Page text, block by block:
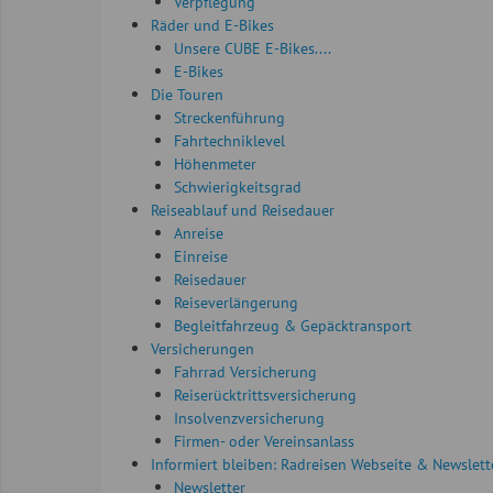
Räder und E-Bikes
Unsere CUBE E-Bikes....
E-Bikes
Die Touren
Streckenführung
Fahrtechniklevel
Höhenmeter
Schwierigkeitsgrad
Reiseablauf und Reisedauer
Anreise
Einreise
Reisedauer
Reiseverlängerung
Begleitfahrzeug & Gepäcktransport
Versicherungen
Fahrrad Versicherung
Reiserücktrittsversicherung
Insolvenzversicherung
Firmen- oder Vereinsanlass
Informiert bleiben: Radreisen Webseite &
Newsletter